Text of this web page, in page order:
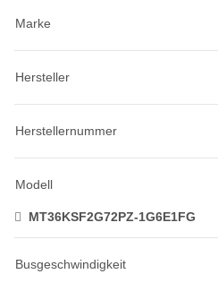
Marke
Hersteller
Herstellernummer
Modell
MT36KSF2G72PZ-1G6E1FG
Busgeschwindigkeit